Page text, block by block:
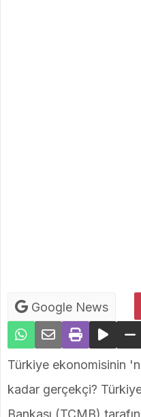
Google News
Türkiye ekonomisinin
kadar gerçekçi?